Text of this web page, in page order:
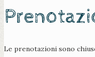
Le prenotazioni sono